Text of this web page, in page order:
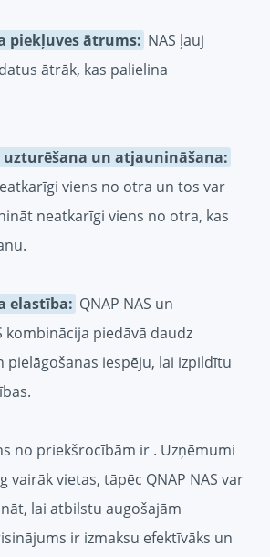
piekļuves ātrums: NAS ļauj
ātrāk, kas palielina
uzturēšana un atjaunināšana:
viens no otra un tos var
neatkarīgi viens no otra, kas
elastība: QNAP NAS un
kombinācija piedāvā daudz
pielāgošanas iespēju, lai izpildītu
no priekšrocībām ir . Uzņēmumi
vairāk vietas, tāpēc QNAP NAS var
lai atbilstu augošajām
ir izmaksu efektīvāks un